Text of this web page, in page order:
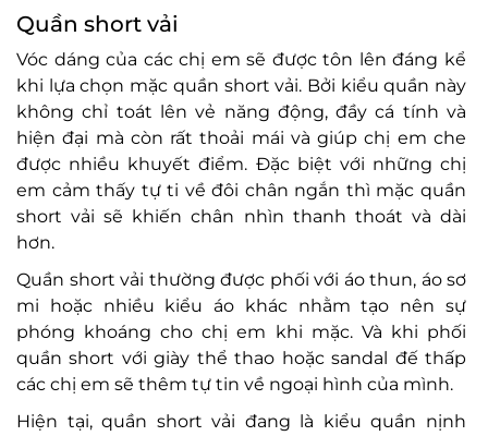
Quần short vải
Vóc dáng của các chị em sẽ được tôn lên đáng kể
khi lựa chọn mặc quần short vải. Bởi kiểu quần này
không chỉ toát lên vẻ năng động, đầy cá tính và
hiện đại mà còn rất thoải mái và giúp chị em che
được nhiều khuyết điểm. Đặc biệt với những chị
em cảm thấy tự ti về đôi chân ngắn thì mặc quần
short vải sẽ khiến chân nhìn thanh thoát và dài
hơn.
Quần short vải thường được phối với áo thun, áo sơ
mi hoặc nhiều kiểu áo khác nhằm tạo nên sự
phóng khoáng cho chị em khi mặc. Và khi phối
quần short với giày thể thao hoặc sandal đế thấp
các chị em sẽ thêm tự tin về ngoại hình của mình.
Hiện tại, quần short vải đang là kiểu quần nịnh